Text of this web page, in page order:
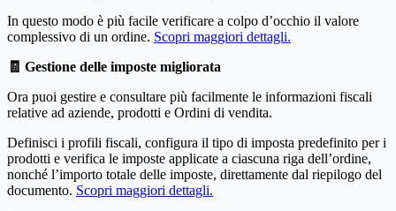
In questo modo è più facile verificare a colpo d’occhio il valore
complessivo di un ordine. Scopri maggiori dettagli.
🧾 Gestione delle imposte migliorata
Ora puoi gestire e consultare più facilmente le informazioni fiscali
relative ad aziende, prodotti e Ordini di vendita.
Definisci i profili fiscali, configura il tipo di imposta predefinito per i
prodotti e verifica le imposte applicate a ciascuna riga dell’ordine,
nonché l’importo totale delle imposte, direttamente dal riepilogo del
documento. Scopri maggiori dettagli.